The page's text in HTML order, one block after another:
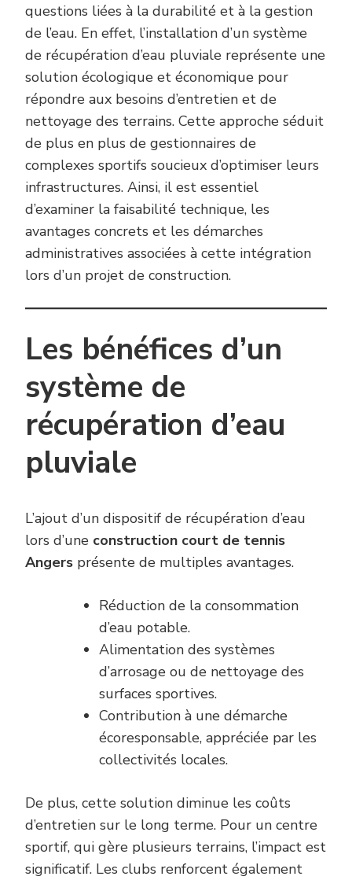
questions liées à la durabilité et à la gestion
de l’eau. En effet, l’installation d’un système
de récupération d’eau pluviale représente une
solution écologique et économique pour
répondre aux besoins d’entretien et de
nettoyage des terrains. Cette approche séduit
de plus en plus de gestionnaires de
complexes sportifs soucieux d’optimiser leurs
infrastructures. Ainsi, il est essentiel
d’examiner la faisabilité technique, les
avantages concrets et les démarches
administratives associées à cette intégration
lors d’un projet de construction.
Les bénéfices d’un
système de
récupération d’eau
pluviale
L’ajout d’un dispositif de récupération d’eau
lors d’une construction court de tennis
Angers présente de multiples avantages.
Réduction de la consommation
d’eau potable.
Alimentation des systèmes
d’arrosage ou de nettoyage des
surfaces sportives.
Contribution à une démarche
écoresponsable, appréciée par les
collectivités locales.
De plus, cette solution diminue les coûts
d’entretien sur le long terme. Pour un centre
sportif, qui gère plusieurs terrains, l’impact est
significatif. Les clubs renforcent également